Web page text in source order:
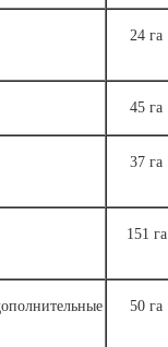
24 га
45 га
37 га
151 га
50 га